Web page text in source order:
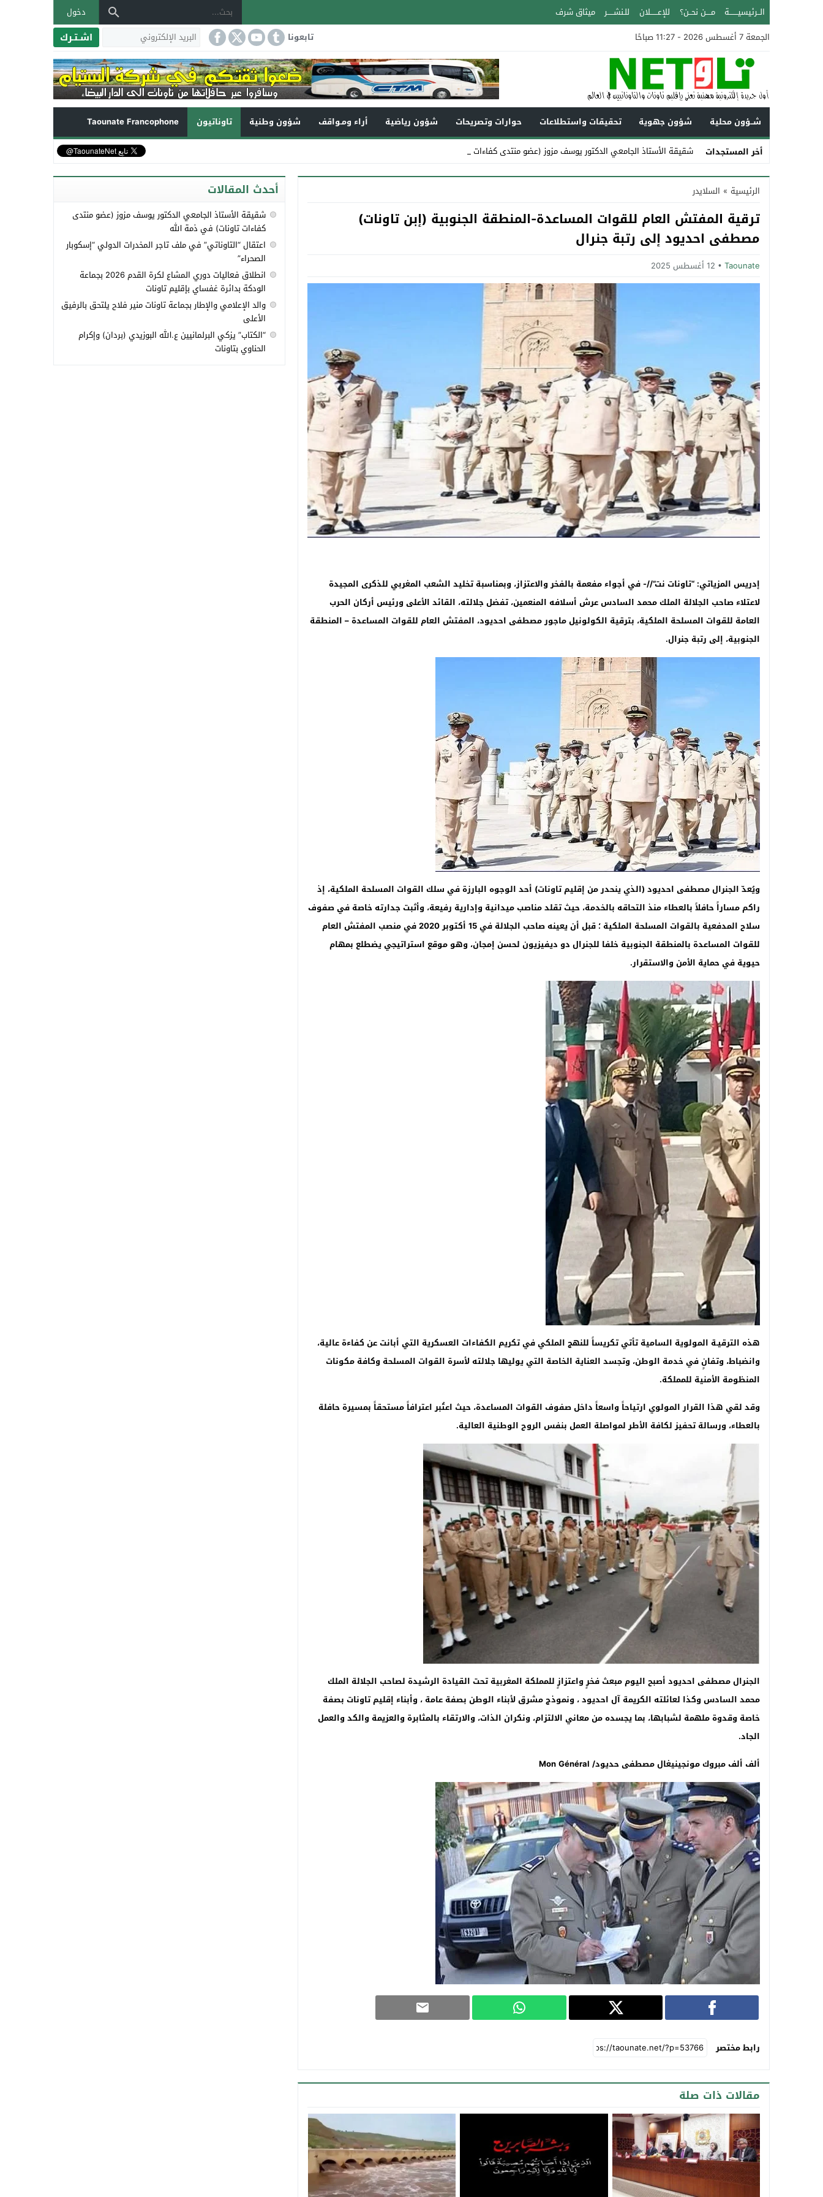
الــرئيسيـــــــة مــــن نحــن؟ للإعــــــلان للـنشـــــر ميثاق شرف
دخول
الجمعة 7 أغسطس 2026 - 11:27 صباحًا
تابعونا اشـتـرك
شــؤون محلية شؤون جهوية تحقيقات واستطلاعات حوارات وتصريحات شؤون رياضية أراء ومـواقف شؤون وطنية تاوناتيون
Taounate Francophone
أخر المستجدات
شقيقة الأستاذ الجامعي الدكتور يوسف مزوز (عضو منتدى كفاءات تاونات) في ذمة _
Stop
Previous
Next
الرئيسية » السلايدر
ترقية المفتش العام للقوات المساعدة-المنطقة الجنوبية (إبن تاونات)
مصطفى احديود إلى رتبة جنرال
Taounate 12 أغسطس 2025
إدريس المزياتي: “تاونات نت”//- في أجواء مفعمة بالفخر والاعتزاز، وبمناسبة تخليد الشعب المغربي للذكرى المجيدة
لاعتلاء صاحب الجلالة الملك محمد السادس عرش أسلافه المنعمين، تفضل جلالته، القائد الأعلى ورئيس أركان الحرب
العامة للقوات المسلحة الملكية، بترقية الكولونيل ماجور مصطفى احديود، المفتش العام للقوات المساعدة – المنطقة
الجنوبية، إلى رتبة جنرال.
ويُعدّ الجنرال مصطفى احديود (الذي ينحدر من إقليم تاونات) أحد الوجوه البارزة في سلك القوات المسلحة الملكية، إذ
راكم مساراً حافلاً بالعطاء منذ التحاقه بالخدمة، حيث تقلد مناصب ميدانية وإدارية رفيعة، وأثبت جدارته خاصة في صفوف
سلاح المدفعية بالقوات المسلحة الملكية ؛ قبل أن يعينه صاحب الجلالة في 15 أكتوبر 2020 في منصب المفتش العام
للقوات المساعدة بالمنطقة الجنوبية خلفا للجنرال دو ديفيزيون لحسن إمجان، وهو موقع استراتيجي يضطلع بمهام
حيوية في حماية الأمن والاستقرار.
هذه الترقيـة المولوية السامية تأتي تكريساً للنهج الملكي في تكريم الكفاءات العسكرية التي أبانت عن كفاءة عالية،
وانضباط، وتفانٍ في خدمة الوطن، وتجسد العناية الخاصة التي يوليها جلالته لأسرة القوات المسلحة وكافة مكونات
المنظومة الأمنية للمملكة.
وقد لقي هذا القرار المولوي ارتياحاً واسعاً داخل صفوف القوات المساعدة، حيث اعتُبر اعترافاً مستحقاً بمسيرة حافلة
بالعطاء، ورسالة تحفيز لكافة الأطر لمواصلة العمل بنفس الروح الوطنية العالية.
الجنرالمصطفى احديود أصبح اليوم مبعث فخرٍ واعتزازٍ للمملكة المغربية تحت القيادة الرشيدة لصاحب الجلالة الملك
محمد السادس وكذا لعائلته الكريمة آل احديود ، ونموذج مشرق لأبناء الوطن بصفة عامة ، وأبناء إقليم تاونات بصفة
خاصة وقدوة ملهمة لشبابها، بما يجسده من معاني الالتزام، ونكران الذات، والارتقاء بالمثابرة والعزيمة والكد والعمل
الجاد.
ألف ألف مبروك مونجينيغال مصطفى حديود/ Mon Général
رابط مختصر
مقالات ذات صلة
أحدث المقالات
شقيقة الأستاذ الجامعي الدكتور يوسف مزوز (عضو منتدى
كفاءات تاونات) في ذمة الله
اعتقال “التاوناتي” في ملف تاجر المخدرات الدولي “إسكوبار
الصحراء”
انطلاق فعاليات دوري المشاع لكرة القدم 2026 بجماعة
الودكة بدائرة غفساي بإقليم تاونات
والد الإعلامي والإطار بجماعة تاونات منير فلاح يلتحق بالرفيق
الأعلى
“الكتاب” يزكي البرلمانيين ع.الله البوزيدي (بردان) وإكرام
الحناوي بتاونات